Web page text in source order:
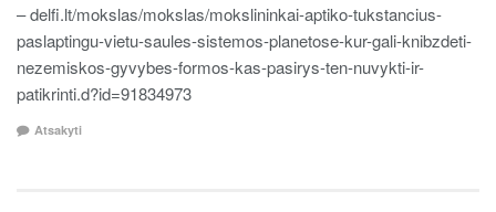
– delfi.lt/mokslas/mokslas/mokslininkai-aptiko-tukstancius-
paslaptingu-vietu-saules-sistemos-planetose-kur-gali-knibzdeti-
nezemiskos-gyvybes-formos-kas-pasirys-ten-nuvykti-ir-
patikrinti.d?id=91834973
Atsakyti